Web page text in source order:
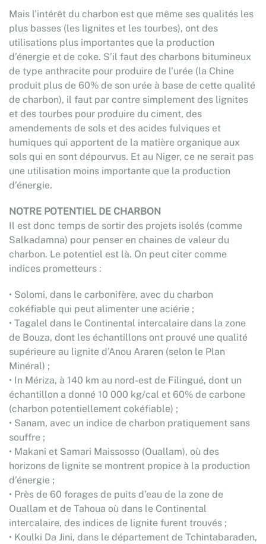
Mais l’intérêt du charbon est que même ses qualités les
plus basses (les lignites et les tourbes), ont des
utilisations plus importantes que la production
d’énergie et de coke. S’il faut des charbons bitumineux
de type anthracite pour produire de l’urée (la Chine
produit plus de 60% de son urée à base de cette qualité
de charbon), il faut par contre simplement des lignites
et des tourbes pour produire du ciment, des
amendements de sols et des acides fulviques et
humiques qui apportent de la matière organique aux
sols qui en sont dépourvus. Et au Niger, ce ne serait pas
une utilisation moins importante que la production
d’énergie.
NOTRE POTENTIEL DE CHARBON
Il est donc temps de sortir des projets isolés (comme
Salkadamna) pour penser en chaines de valeur du
charbon. Le potentiel est là. On peut citer comme
indices prometteurs :
• Solomi, dans le carbonifère, avec du charbon
cokéfiable qui peut alimenter une aciérie ;
• Tagalel dans le Continental intercalaire dans la zone
de Bouza, dont les échantillons ont prouvé une qualité
supérieure au lignite d’Anou Araren (selon le Plan
Minéral) ;
• In Mériza, à 140 km au nord-est de Filingué, dont un
échantillon a donné 10 000 kg/cal et 60% de carbone
(charbon potentiellement cokéfiable) ;
• Sanam, avec un indice de charbon pratiquement sans
souffre ;
• Makani et Samari Maissosso (Ouallam), où des
horizons de lignite se montrent propice à la production
d’énergie ;
• Près de 60 forages de puits d’eau de la zone de
Ouallam et de Tahoua où dans le Continental
intercalaire, des indices de lignite furent trouvés ;
• Koulki Da Jini, dans le département de Tchintabaraden,